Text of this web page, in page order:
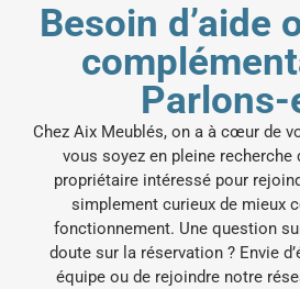
Besoin d’aide
Parlons-
Chez Aix Meublés, on a à cœur de
vous soyez en pleine recherche
propriétaire intéressé pour
simplement curieux de mieux
fonctionnement. Une question
doute sur la réservation ? Envie
équipe ou de rejoindre notre